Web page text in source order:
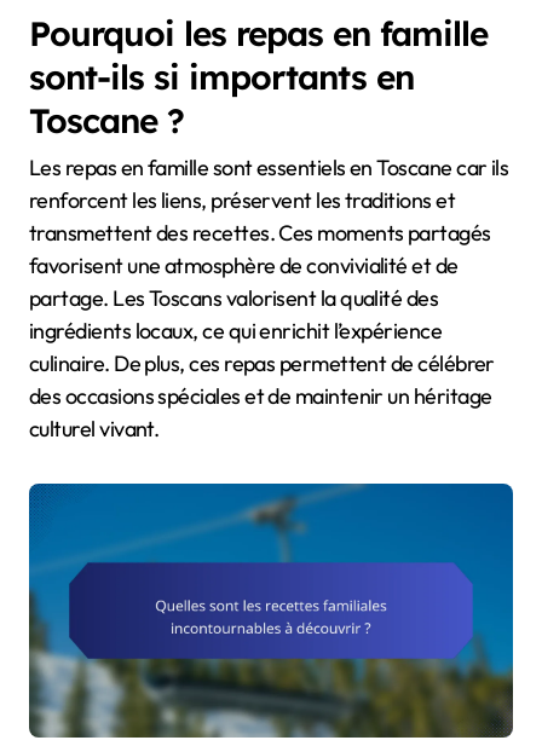
Pourquoi les repas en famille
sont-ils si importants en
Toscane ?
Les repas en famille sont essentiels en Toscane car ils
renforcent les liens, préservent les traditions et
transmettent des recettes. Ces moments partagés
favorisent une atmosphère de convivialité et de
partage. Les Toscans valorisent la qualité des
ingrédients locaux, ce qui enrichit l’expérience
culinaire. De plus, ces repas permettent de célébrer
des occasions spéciales et de maintenir un héritage
culturel vivant.